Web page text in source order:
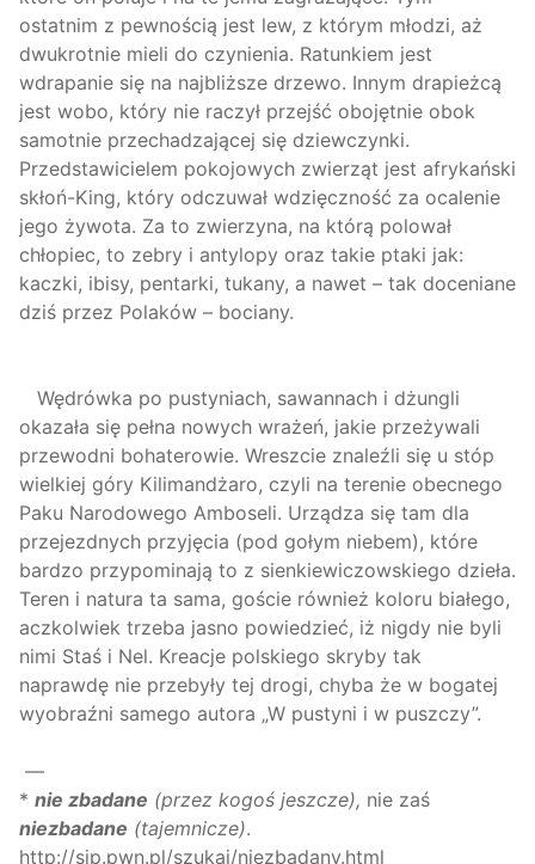
ostatnim z pewnością jest lew, z którym młodzi, aż
dwukrotnie mieli do czynienia. Ratunkiem jest
wdrapanie się na najbliższe drzewo. Innym drapieżcą
jest wobo, który nie raczył przejść obojętnie obok
samotnie przechadzającej się dziewczynki.
Przedstawicielem pokojowych zwierząt jest afrykański
skłoń-King, który odczuwał wdzięczność za ocalenie
jego żywota. Za to zwierzyna, na którą polował
chłopiec, to zebry i antylopy oraz takie ptaki jak:
kaczki, ibisy, pentarki, tukany, a nawet – tak doceniane
dziś przez Polaków – bociany.
Wędrówka po pustyniach, sawannach i dżungli
okazała się pełna nowych wrażeń, jakie przeżywali
przewodni bohaterowie. Wreszcie znaleźli się u stóp
wielkiej góry Kilimandżaro, czyli na terenie obecnego
Paku Narodowego Amboseli. Urządza się tam dla
przejezdnych przyjęcia (pod gołym niebem), które
bardzo przypominają to z sienkiewiczowskiego dzieła.
Teren i natura ta sama, goście również koloru białego,
aczkolwiek trzeba jasno powiedzieć, iż nigdy nie byli
nimi Staś i Nel. Kreacje polskiego skryby tak
naprawdę nie przebyły tej drogi, chyba że w bogatej
wyobraźni samego autora „W pustyni i w puszczy”.
—
* nie zbadane (przez kogoś jeszcze), nie zaś
niezbadane (tajemnicze).
http://sjp.pwn.pl/szukaj/niezbadany.html